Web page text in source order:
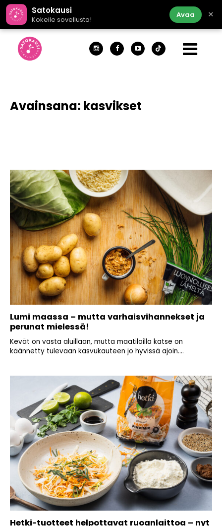
Satokausi
Kokeile sovellusta!
Avaa ×
Avainsana: kasvikset
Lumi maassa – mutta varhaisvihannekset ja
perunat mielessä!
Kevät on vasta aluillaan, mutta maatiloilla katse on
käännetty tulevaan kasvukauteen jo hyvissä ajoin....
Hetki-tuotteet helpottavat ruoanlaittoa – nyt